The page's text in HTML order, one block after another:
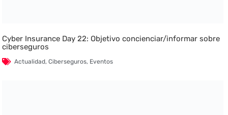
Cyber Insurance Day 22: Objetivo concienciar/informar sobre
ciberseguros
Actualidad,Ciberseguros, Eventos